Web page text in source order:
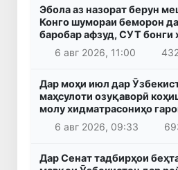
Эбола аз назорат берун
Конго шумораи беморон
баробар афзуд, СУТ бонги
6 авг 2026, 11:00
Дар моҳи июл дар
маҳсулоти озуқаворӣ
молу хидматрасониҳо
6 авг 2026, 09:33
Дар Сенат тадбирҳои